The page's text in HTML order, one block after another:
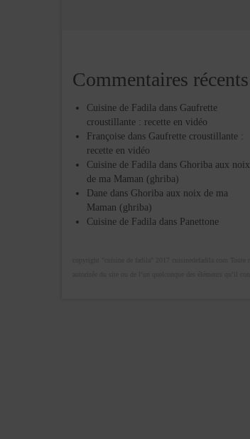
Commentaires récents
Cuisine de Fadila dans Gaufrette
croustillante : recette en vidéo
Françoise dans Gaufrette croustillante :
recette en vidéo
Cuisine de Fadila dans Ghoriba aux noix
de ma Maman (ghriba)
Dane dans Ghoriba aux noix de ma
Maman (ghriba)
Cuisine de Fadila dans Panettone